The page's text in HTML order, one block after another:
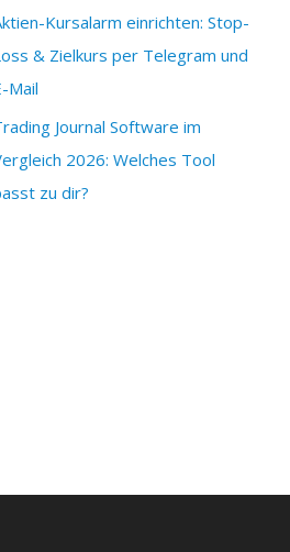
Kursalarm einrichten: Stop-
& Zielkurs per Telegram und
Mail
Journal Software im
2026: Welches Tool
zu dir?